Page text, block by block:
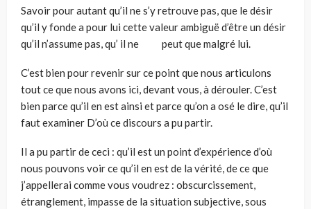
Savoir pour autant qu’il ne s’y retrouve pas, que le désir
qu’il y fonde a pour lui cette valeur ambiguë d’être un désir
qu’il n’assume pas, qu’ il ne peut que malgré lui.
C’est bien pour revenir sur ce point que nous articulons
tout ce que nous avons ici, devant vous, à dérouler. C’est
bien parce qu’il en est ainsi et parce qu’on a osé le dire, qu’il
faut examiner D’où ce discours a pu partir.
Il a pu partir de ceci : qu’il est un point d’expérience d’où
nous pouvons voir ce qu’il en est de la vérité, de ce que
j’appellerai comme vous voudrez : obscurcissement,
étranglement, impasse de la situation subjective, sous